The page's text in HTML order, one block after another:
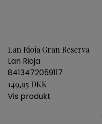
Lan Rioja Gran Reserva
Lan Rioja
8413472059117
149,95 DKK
Vis produkt